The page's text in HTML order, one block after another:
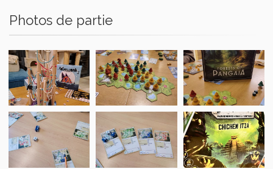
Photos de partie